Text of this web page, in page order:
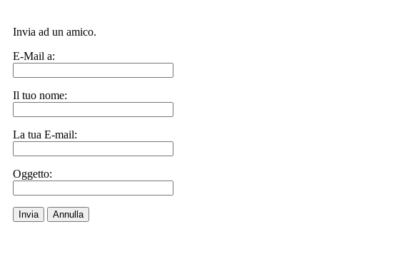
Invia ad un amico.
E-Mail a:
Il tuo nome:
La tua E-mail:
Oggetto:
Invia Annulla